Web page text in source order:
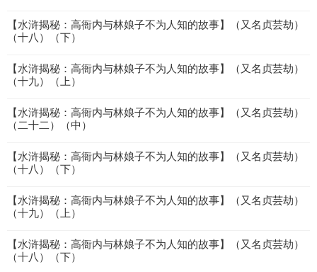
【水浒揭秘：高衙内与林娘子不为人知的故事】（又名贞芸劫）
（十八）（下）
【水浒揭秘：高衙内与林娘子不为人知的故事】（又名贞芸劫）
（十九）（上）
【水浒揭秘：高衙内与林娘子不为人知的故事】（又名贞芸劫）
（二十二）（中）
【水浒揭秘：高衙内与林娘子不为人知的故事】（又名贞芸劫）
（十八）（下）
【水浒揭秘：高衙内与林娘子不为人知的故事】（又名贞芸劫）
（十九）（上）
【水浒揭秘：高衙内与林娘子不为人知的故事】（又名贞芸劫）
（十八）（下）